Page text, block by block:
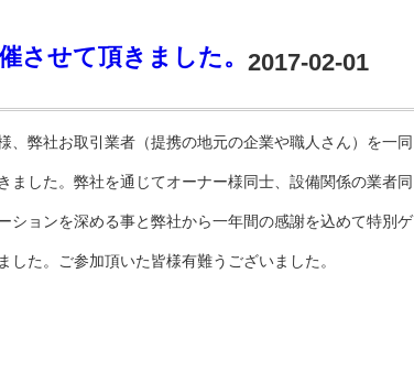
させて頂きました。 2017-02-01
、弊社お取引業者（提携の地元の企業や職人さん）を一同
ました。弊社を通じてオーナー様同士、設備関係の業者同
ションを深める事と弊社から一年間の感謝を込めて特別ゲ
た。ご参加頂いた皆様有難うございました。